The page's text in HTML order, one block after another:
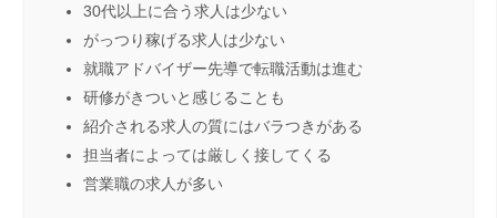
30代以上に合う求人は少ない
がっつり稼げる求人は少ない
就職アドバイザー先導で転職活動は進む
研修がきついと感じることも
紹介される求人の質にはバラつきがある
担当者によっては厳しく接してくる
営業職の求人が多い